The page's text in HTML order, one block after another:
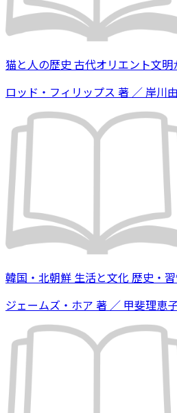
猫と人の歴史 古代オリエント文
ロッド・フィリップス 著 ／ 岸川
韓国・北朝鮮 生活と文化 歴史・
ジェームズ・ホア 著 ／ 甲斐理恵